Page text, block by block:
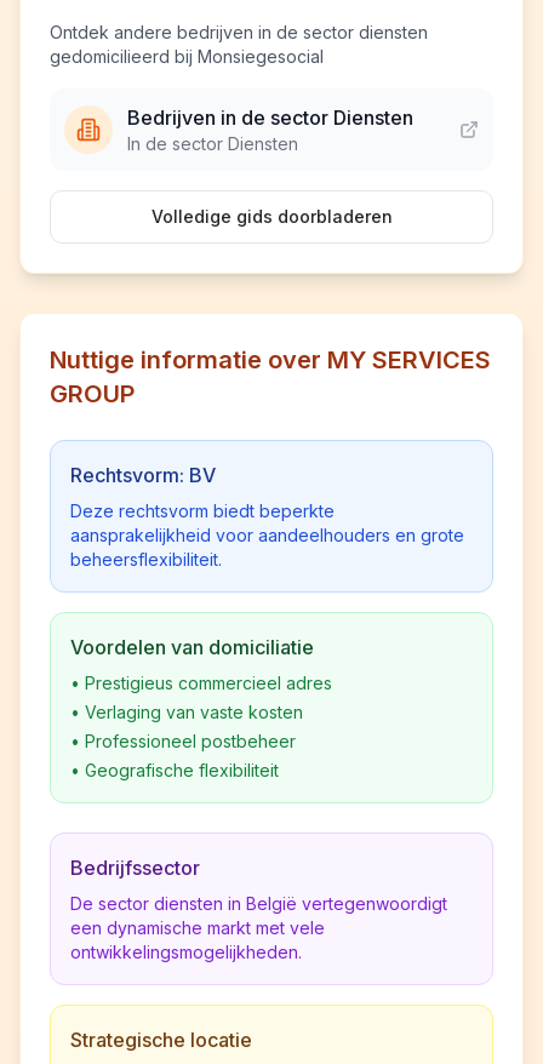
Ontdek andere bedrijven in de sector diensten
gedomicilieerd bij Monsiegesocial
Bedrijven in de sector Diensten
In de sector Diensten
Volledige gids doorbladeren
Nuttige informatie over MY SERVICES
GROUP
Rechtsvorm: BV
Deze rechtsvorm biedt beperkte
aansprakelijkheid voor aandeelhouders en grote
beheersflexibiliteit.
Voordelen van domiciliatie
• Prestigieus commercieel adres
• Verlaging van vaste kosten
• Professioneel postbeheer
• Geografische flexibiliteit
Bedrijfssector
De sector diensten in België vertegenwoordigt
een dynamische markt met vele
ontwikkelingsmogelijkheden.
Strategische locatie